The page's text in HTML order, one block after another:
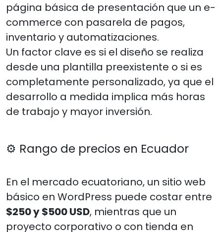
página básica de presentación que un e-
commerce con pasarela de pagos,
inventario y automatizaciones.
Un factor clave es si el diseño se realiza
desde una plantilla preexistente o si es
completamente personalizado, ya que el
desarrollo a medida implica más horas
de trabajo y mayor inversión.
⚙️ Rango de precios en Ecuador
En el mercado ecuatoriano, un sitio web
básico en WordPress puede costar entre
$250 y $500 USD, mientras que un
proyecto corporativo o con tienda en